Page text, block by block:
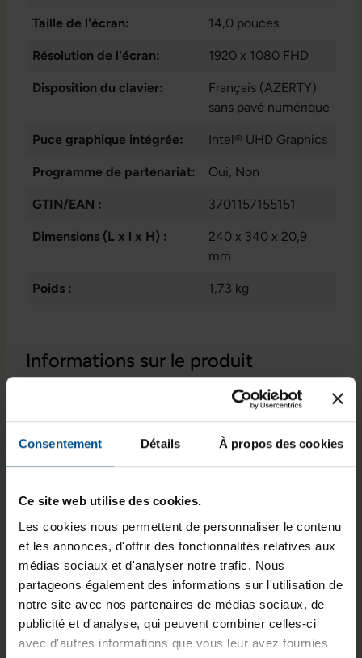
Consentement Détails À propos des cookies
Ce site web utilise des cookies.
Les cookies nous permettent de personnaliser le contenu
et les annonces, d'offrir des fonctionnalités relatives aux
médias sociaux et d'analyser notre trafic. Nous
partageons également des informations sur l'utilisation de
notre site avec nos partenaires de médias sociaux, de
publicité et d'analyse, qui peuvent combiner celles-ci
avec d'autres informations que vous leur avez fournies
Informations sur le produit
Performance et durabilité
professionnel quotidien, offrant un fonctionnement
fluide et fiable pour le travail de bureau, la navigation
Caractéristiques principales
Processeur Intel Core i5 8265U cadencé à 1,6
Mémoire vive de 8 Go DDR4 pour une utilisation
multitâche confortable
Stockage SSD M.2 NVMe de 250 Go pour des
VGA , 1x audio /
microphone -
USB 3.1 Gen 1 Type
A
Taille de l'écran: 14,0 pouces
Résolution de l'écran: 1920 x 1080 FHD
Disposition du clavier:
Français (AZERTY)
sans pavé numérique
Puce graphique intégrée: Intel® UHD Graphics
Programme de partenariat: Oui, Non
GTIN/EAN : 3701157155151
Dimensions (L x l x H) :
240 x 340 x 20,9
mm
Poids : 1,73 kg